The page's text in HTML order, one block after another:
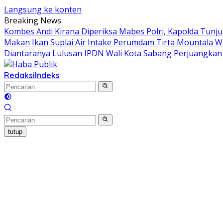
Langsung ke konten
Breaking News
Kombes Andi Kirana Diperiksa Mabes Polri, Kapolda
Makan Ikan Suplai Air Intake Perumdam Tirta Mountala
Diantaranya Lulusan IPDN Wali Kota Sabang
RedaksiIndeks
tutup